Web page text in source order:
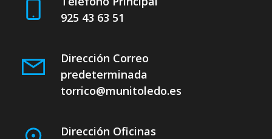
925 43 63 51
Dirección Correo
predeterminada
torrico@munitoledo.es
Dirección Oficinas